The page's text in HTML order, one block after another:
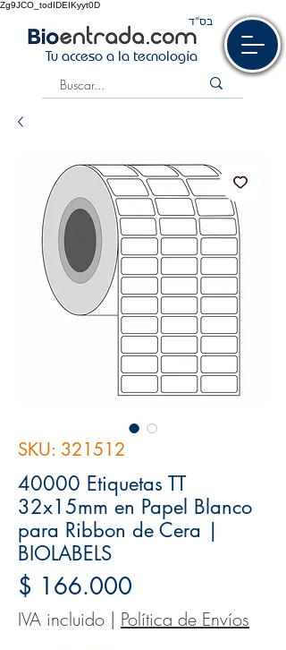
Zg9JCO_todIDEIKyyt0D
Tu acceso a la tecnología
בס“ד
SKU: 321512
40000 Etiquetas TT
32x15mm en Papel Blanco
para Ribbon de Cera |
BIOLABELS
$ 166.000
IVA incluido | Política de Envíos